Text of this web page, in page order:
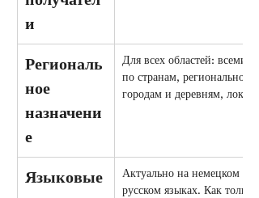
и
Региональ
ное
назначени
е
Для всех областей:
по странам, регионально, по
городам и деревням,
Языковые
Актуально на немецком и
русском языках. Как только